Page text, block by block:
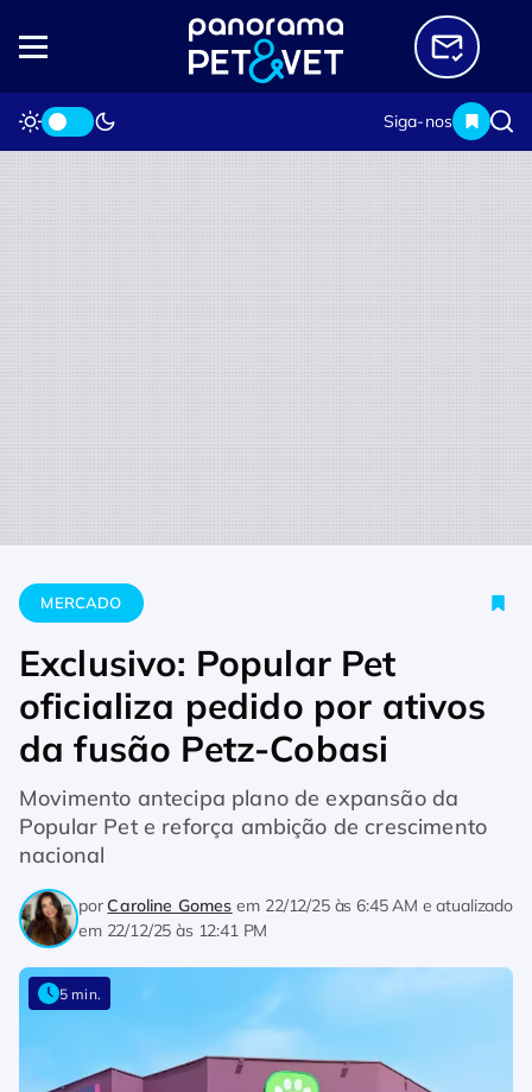
Siga-nos
Home Mercado Exclusivo: Popular Pet oficializa pedido por
MERCADO
Exclusivo: Popular Pet
oficializa pedido por ativos
da fusão Petz-Cobasi
Movimento antecipa plano de expansão da
Popular Pet e reforça ambição de crescimento
nacional
porCaroline Gomes em 22/12/25 às 6:45 AM e atualizado
em 22/12/25 às 12:41 PM
5 min.